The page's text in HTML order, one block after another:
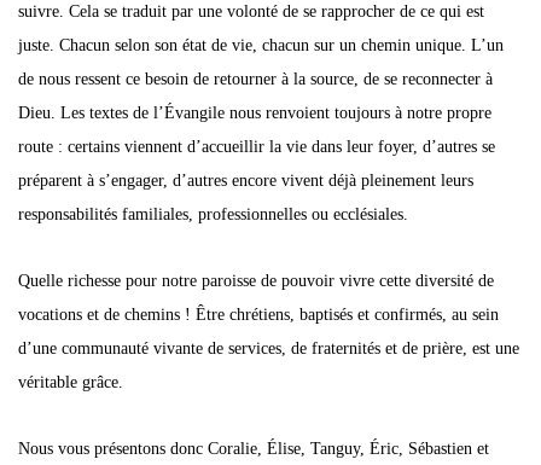
suivre. Cela se traduit par une volonté de se rapprocher de ce qui est
juste. Chacun selon son état de vie, chacun sur un chemin unique. L’un
de nous ressent ce besoin de retourner à la source, de se reconnecter à
Dieu. Les textes de l’Évangile nous renvoient toujours à notre propre
route : certains viennent d’accueillir la vie dans leur foyer, d’autres se
préparent à s’engager, d’autres encore vivent déjà pleinement leurs
responsabilités familiales, professionnelles ou ecclésiales.
Quelle richesse pour notre paroisse de pouvoir vivre cette diversité de
vocations et de chemins ! Être chrétiens, baptisés et confirmés, au sein
d’une communauté vivante de services, de fraternités et de prière, est une
véritable grâce.
Nous vous présentons donc Coralie, Élise, Tanguy, Éric, Sébastien et